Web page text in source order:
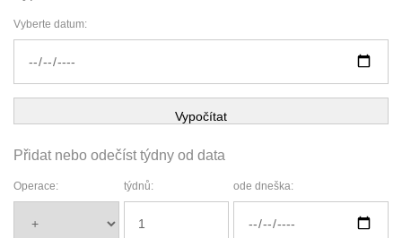
Vyberte datum:
Vypočítat
Přidat nebo odečíst týdny od data
Operace: týdnů: ode dneška: